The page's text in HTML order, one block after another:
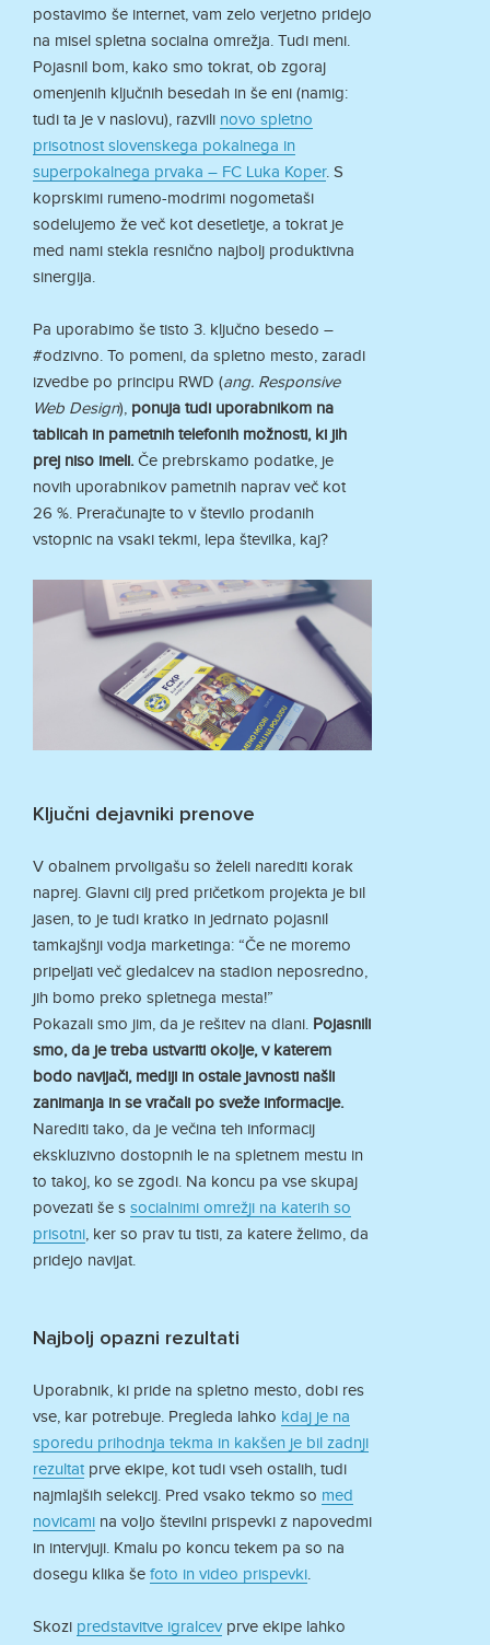
postavimo še internet, vam zelo verjetno pridejo
na misel spletna socialna omrežja. Tudi meni.
Pojasnil bom, kako smo tokrat, ob zgoraj
omenjenih ključnih besedah in še eni (namig:
tudi ta je v naslovu), razvili novo spletno
prisotnost slovenskega pokalnega in
superpokalnega prvaka – FC Luka Koper. S
koprskimi rumeno-modrimi nogometaši
sodelujemo že več kot desetletje, a tokrat je
med nami stekla resnično najbolj produktivna
sinergija.
Pa uporabimo še tisto 3. ključno besedo –
#odzivno. To pomeni, da spletno mesto, zaradi
izvedbe po principu RWD (ang. Responsive
Web Design), ponuja tudi uporabnikom na
tablicah in pametnih telefonih možnosti, ki jih
prej niso imeli. Če prebrskamo podatke, je
novih uporabnikov pametnih naprav več kot
26 %. Preračunajte to v število prodanih
vstopnic na vsaki tekmi, lepa številka, kaj?
Ključni dejavniki prenove
V obalnem prvoligašu so želeli narediti korak
naprej. Glavni cilj pred pričetkom projekta je bil
jasen, to je tudi kratko in jedrnato pojasnil
tamkajšnji vodja marketinga: “Če ne moremo
pripeljati več gledalcev na stadion neposredno,
jih bomo preko spletnega mesta!”
Pokazali smo jim, da je rešitev na dlani.
Pojasnili
smo, da je treba ustvariti okolje, v katerem
bodo navijači, mediji in ostale javnosti našli
zanimanja in se vračali po sveže informacije.
Narediti tako, da je večina teh informacij
ekskluzivno dostopnih le na spletnem mestu in
to takoj, ko se zgodi. Na koncu pa vse skupaj
povezati še s socialnimi omrežji na katerih so
prisotni , ker so prav tu tisti, za katere želimo, da
pridejo navijat.
Najbolj opazni rezultati
Uporabnik, ki pride na spletno mesto, dobi res
vse, kar potrebuje. Pregleda lahko kdaj je na
sporedu prihodnja tekma in kakšen je bil zadnji
rezultat prve ekipe, kot tudi vseh ostalih, tudi
najmlajših selekcij. Pred vsako tekmo so med
novicami na voljo številni prispevki z napovedmi
in intervjuji. Kmalu po koncu tekem pa so na
dosegu klika še foto in video prispevki
Skozi predstavitve igralcev prve ekipe lahko